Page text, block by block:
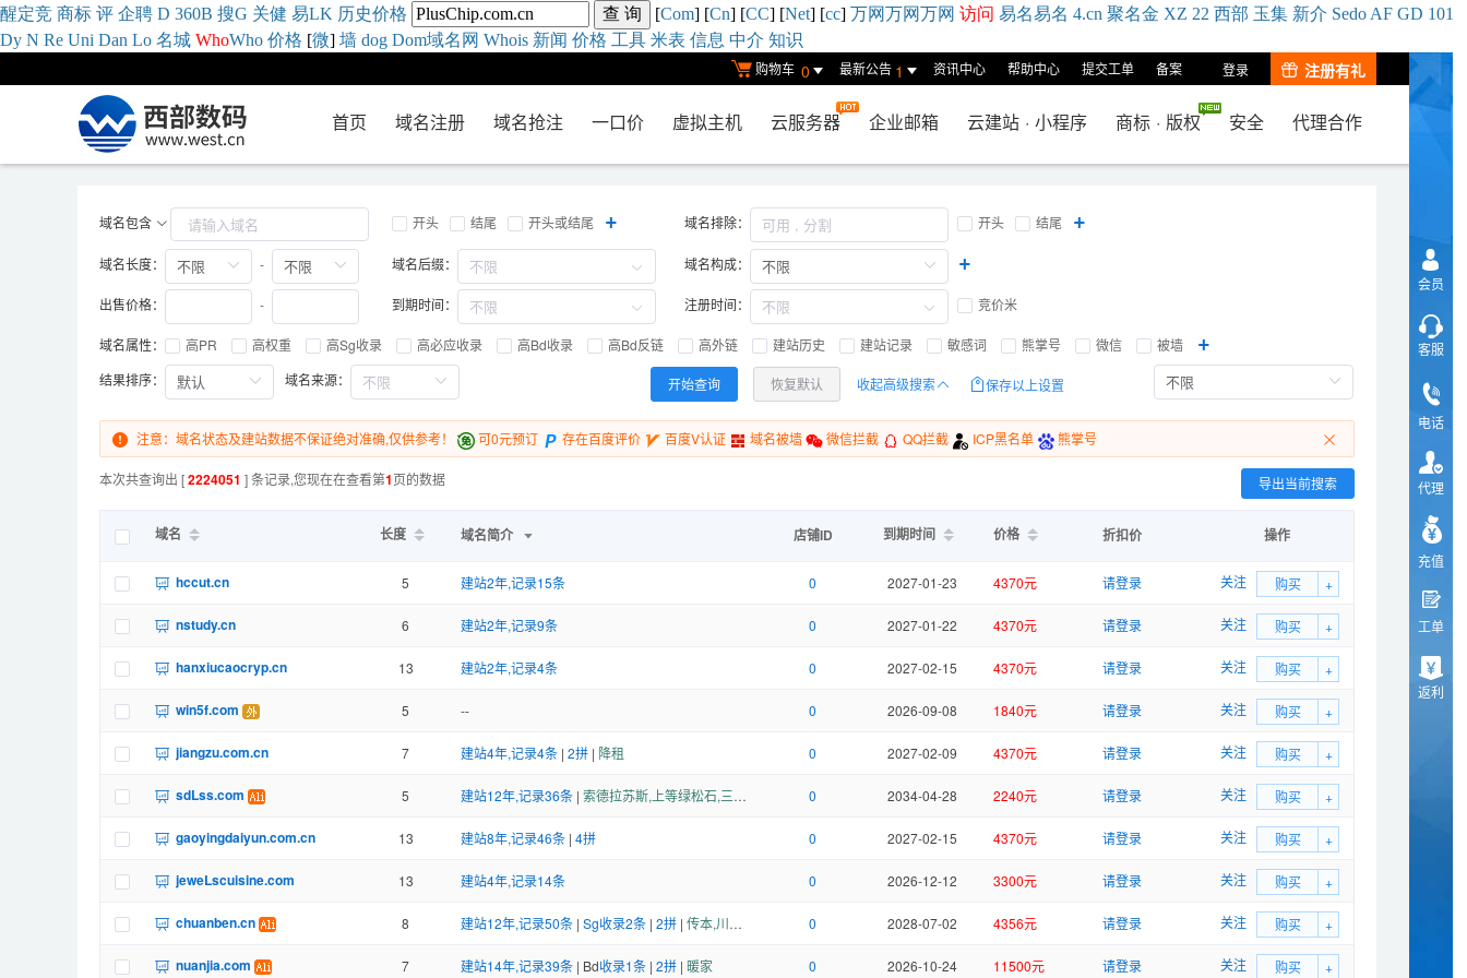
醒定竞 商标 评 企聘 D 360B 搜G 关健 易LK 历史价格 [Com] [Cn] [CC] [Net] [cc] 万网万网万网 访问 易名易名 4.cn 聚名金 XZ 22 西部 玉集 新介 Sedo AF GD 101
Dy N Re Uni Dan Lo 名城 WhoWho 价格 [微] 墙 dog Dom域名网 Whois 新闻 价格 工具 米表 信息 中介 知识